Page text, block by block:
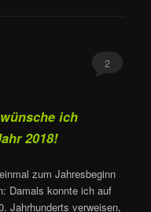
2
ich
2018!
zum Jahresbeginn
Damals konnte ich auf
Jahrhunderts verweisen,